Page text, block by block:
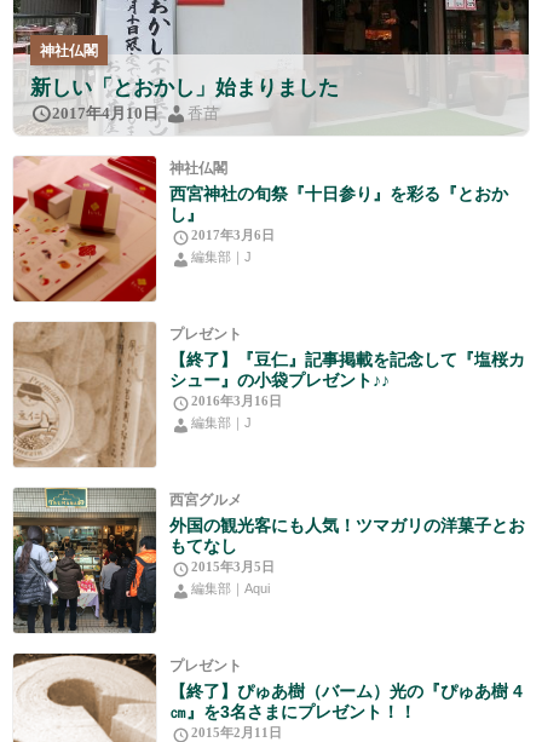
神社仏閣
新しい「とおかし」始まりました
2017年4月10日 香苗
神社仏閣
西宮神社の旬祭『十日参り』を彩る『とおか
し』
2017年3月6日
編集部｜J
プレゼント
【終了】『豆仁』記事掲載を記念して『塩桜カ
シュー』の小袋プレゼント♪♪
2016年3月16日
編集部｜J
西宮グルメ
外国の観光客にも人気！ツマガリの洋菓子とお
もてなし
2015年3月5日
編集部｜Aqui
プレゼント
【終了】ぴゅあ樹（バーム）光の『ぴゅあ樹 4
㎝』を3名さまにプレゼント！！
2015年2月11日